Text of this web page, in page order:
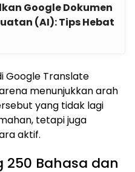
Google Dokumen
(AI): Tips Hebat
Google Translate
menunjukkan arah
yang tidak lagi
tetapi juga
aktif.
250 Bahasa dan